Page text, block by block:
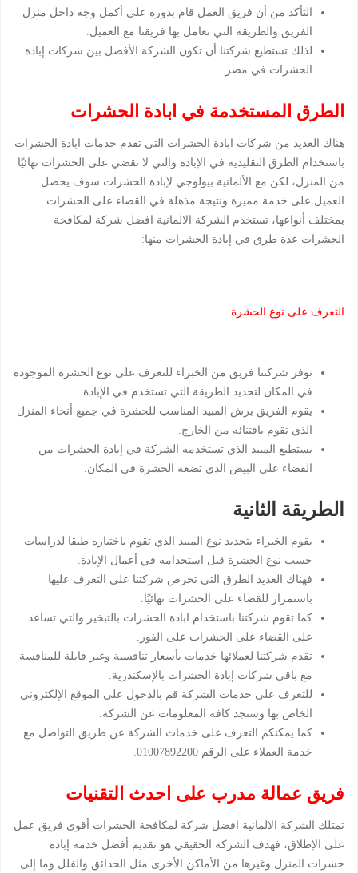
التأكد من أن فريق العمل قام بدوره على أكمل وجه داخل منزل
الفريق والطريقة التي تعامل بها فريقنا مع العميل.
لذلك تستطيع شركتنا أن تكون الشركة الأفضل بين شركات إبادة
الحشرات في مصر.
الطرق المستخدمة في ابادة الحشرات
هناك العديد من شركات ابادة الحشرات التي تقدم خدمات ابادة الحشرات
باستخدام الطرق التقليدية في الإبادة والتي لا تقضي على الحشرات نهائيًا
من المنزل، لكن مع الألمانية بيولوجي لإبادة الحشرات سوف يحصل
العميل على خدمة مميزة ونتيجة مذهلة في القضاء على الحشرات
بمختلف أنواعها، تستخدم الشركة الالمانية افضل شركة لمكافحة
الحشرات عدة طرق في إبادة الحشرات منها:
التعرف على نوع الحشرة
توفر شركتنا فريق من الخبراء للتعرف على نوع الحشرة الموجودة
في المكان لتحديد الطريقة التي تستخدم في الإبادة.
يقوم الفريق برش المبيد المناسب للحشرة في جميع أنحاء المنزل
الذي تقوم باقتنائه من الخارج.
يستطيع المبيد الذي تستخدمه الشركة في إبادة الحشرات من
القضاء على البيض الذي تضعه الحشرة في المكان.
الطريقة الثانية
يقوم الخبراء بتحديد نوع المبيد الذي تقوم باختياره طبقا لدراسات
حسب نوع الحشرة قبل استخدامه في أعمال الإبادة.
فهناك العديد الطرق التي تحرص شركتنا على التعرف عليها
باستمرار للقضاء على الحشرات نهائيًا.
كما تقوم شركتنا باستخدام ابادة الحشرات بالتبخير والتي تساعد
على القضاء على الحشرات على الفور.
تقدم شركتنا لعملائها خدمات بأسعار تنافسية وغير قابلة للمنافسة
مع باقي شركات إبادة الحشرات بالإسكندرية.
للتعرف على خدمات الشركة قم بالدخول على الموقع الإلكتروني
الخاص بها وستجد كافة المعلومات عن الشركة.
كما يمكنكم التعرف على خدمات الشركة عن طريق التواصل مع
خدمة العملاء على الرقم 01007892200.
فريق عمالة مدرب على احدث التقنيات
تمتلك الشركة الالمانية افضل شركة لمكافحة الحشرات أقوى فريق عمل
على الإطلاق، فهدف الشركة الحقيقي هو تقديم أفضل خدمة إبادة
حشرات المنزل وغيرها من الأماكن الأخرى مثل الحدائق والفلل وما إلى